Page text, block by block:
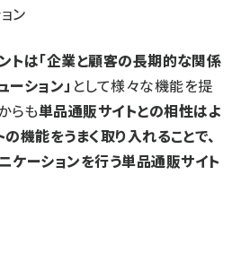
ン
トは「企業と顧客の長期的な関係
ション」 として様々な機能を提
らも単品通販サイトとの相性はよ
機能をうまく取り入れることで、
ケーションを行う単品通販サイト